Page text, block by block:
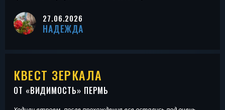
27.06.2026
НАДЕЖДА
КВЕСТ ЗЕРКАЛА
ОТ «ВИДИМОСТЬ» ПЕРМЬ